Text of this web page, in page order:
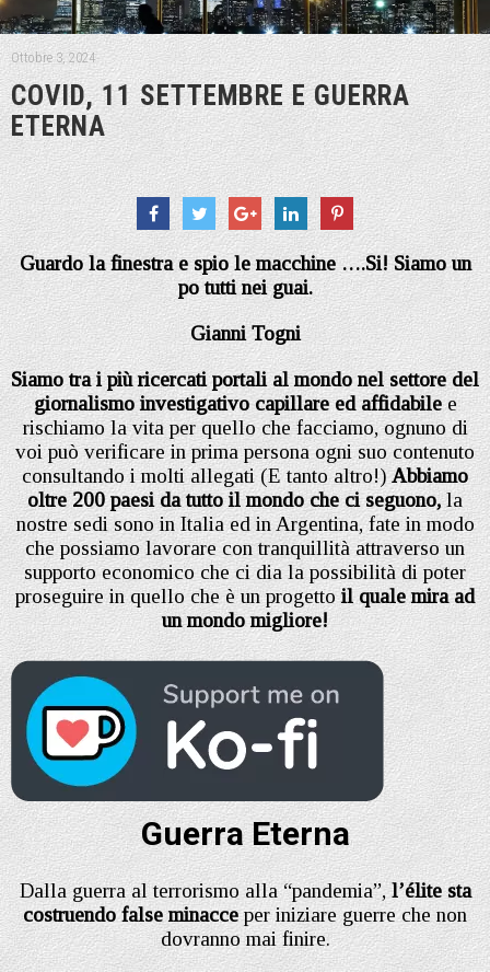
Ottobre 3, 2024
COVID, 11 SETTEMBRE E GUERRA
ETERNA
Guardo la finestra e spio le macchine ….Si! Siamo un
po tutti nei guai.
Gianni Togni
Siamo tra i più ricercati portali al mondo nel settore del
giornalismo investigativo capillare ed affidabilee
rischiamo la vita per quello che facciamo, ognuno di
voi può verificare in prima persona ogni suo contenuto
consultando i molti allegati (E tanto altro!)Abbiamo
oltre 200 paesi da tutto il mondo che ci seguono,la
nostre sedi sono in Italia ed in Argentina, fate in modo
che possiamo lavorare con tranquillità attraverso un
supporto economico che ci dia la possibilità di poter
proseguire in quello che è un progettoil quale mira ad
un mondo migliore!
Guerra Eterna
Dalla guerra al terrorismo alla “pandemia”,l’élite sta
costruendo false minacceper iniziare guerre che non
dovranno mai finire.